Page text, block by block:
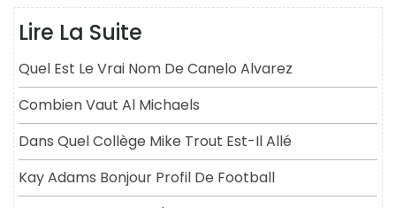
Lire La Suite
Quel Est Le Vrai Nom De Canelo Alvarez
Combien Vaut Al Michaels
Dans Quel Collège Mike Trout Est-Il Allé
Kay Adams Bonjour Profil De Football